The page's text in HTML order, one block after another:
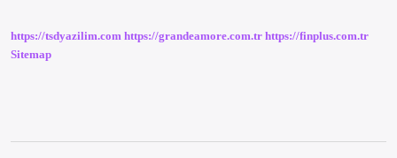
https://tsdyazilim.com https://grandeamore.com.tr https://finplus.com.tr
Sitemap